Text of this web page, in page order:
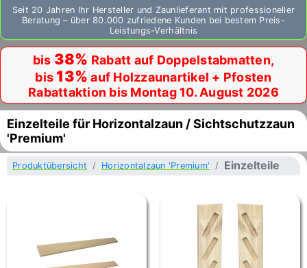
Seit 20 Jahren Ihr Hersteller und Zaunlieferant mit professioneller
Beratung – über 80.000 zufriedene Kunden bei bestem Preis-
Leistungs-Verhältnis
bis 38% Rabatt auf Doppelstabmatten,
bis 13% auf Holzzaunartikel + Pfosten
Rabattaktion bis Montag 10. August 2026
Einzelteile für Horizontalzaun / Sichtschutzzaun
'Premium'
Produktübersicht Horizontalzaun 'Premium' Einzelteile